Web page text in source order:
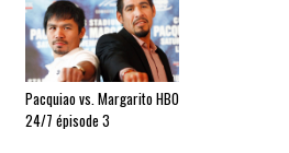
Pacquiao vs. Margarito HBO
24/7 épisode 3